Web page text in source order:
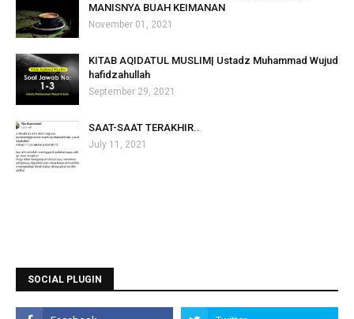
MANISNYA BUAH KEIMANAN
November 01, 2021
KITAB AQIDATUL MUSLIM| Ustadz Muhammad Wujud
hafidzahullah
September 29, 2021
SAAT-SAAT TERAKHIR..
July 11, 2021
SOCIAL PLUGIN